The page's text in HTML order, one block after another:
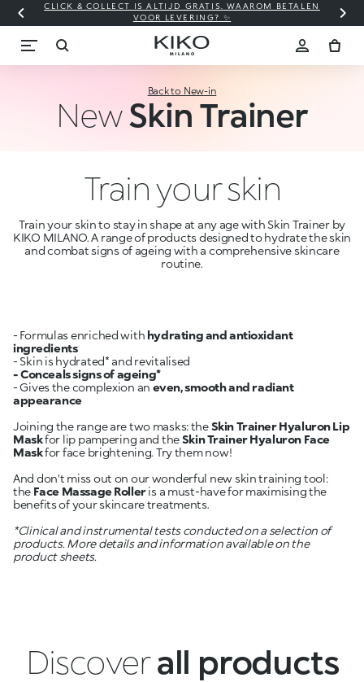
CLICK & COLLECT IS ALTIJD GRATIS. WAAROM BETALEN
VOOR LEVERING? ✨
Back to New-in
NewSkin Trainer
Train your skin
Train your skin to stay in shape at any age with Skin Trainer by
KIKO MILANO. A range of products designed to hydrate the skin
and combat signs of ageing with a comprehensive skincare
routine.
- Formulas enriched with hydrating and antioxidant
ingredients
- Conceals signs of ageing*
- Gives the complexion an even, smooth and radiant
appearance
Joining the range are two masks: theSkin Trainer Hyaluron Lip
Maskfor lip pampering and theSkin Trainer Hyaluron Face
Maskfor face brightening. Try them now!
And don't miss out on our wonderful new skin training tool:
the Face Massage Rolleris a must-have for maximising the
benefits of your skincare treatments.
*Clinical and instrumental tests conducted on a selection of
products. More details and information available on the
product sheets.
Discoverall products